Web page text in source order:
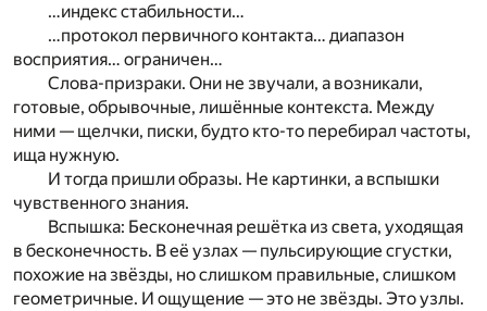
…индекс стабильности…
…протокол первичного контакта… диапазон
восприятия… ограничен…
Слова-призраки. Они не звучали, а возникали,
готовые, обрывочные, лишённые контекста. Между
ними — щелчки, писки, будто кто-то перебирал частоты,
ища нужную.
И тогда пришли образы. Не картинки, а вспышки
чувственного знания.
Вспышка: Бесконечная решётка из света, уходящая
в бесконечность. В её узлах — пульсирующие сгустки,
похожие на звёзды, но слишком правильные, слишком
геометричные. И ощущение — это не звёзды. Это узлы.